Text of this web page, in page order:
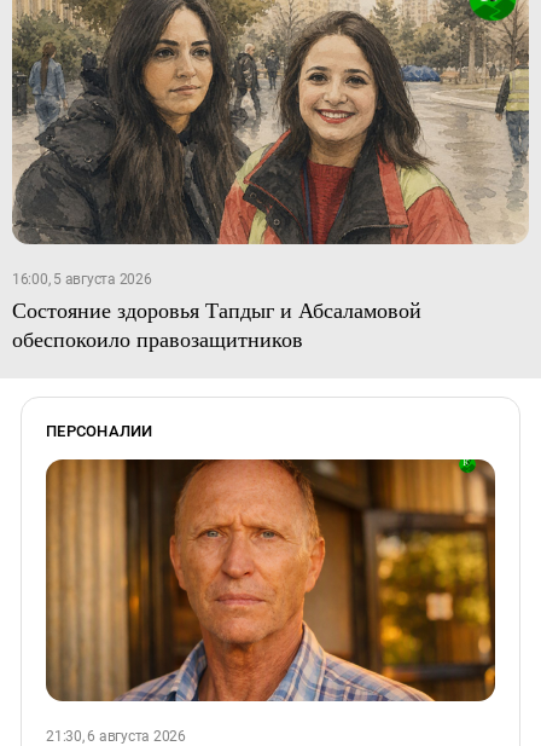
16:00, 5 августа 2026
Состояние здоровья Тапдыг и Абсаламовой
обеспокоило правозащитников
ПЕРСОНАЛИИ
21:30, 6 августа 2026